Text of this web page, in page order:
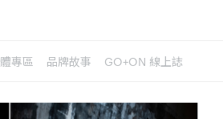
專區 品牌故事 GO+ON 線上誌